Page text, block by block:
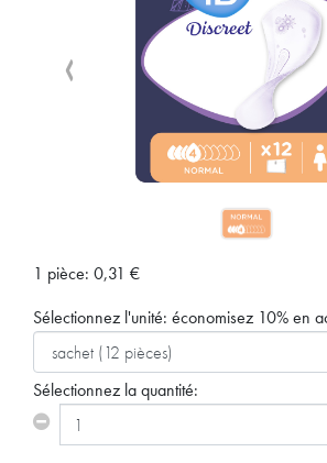
1 pièce: 0,31 €
Sélectionnez l'unité: économisez 10% en
Sélectionnez la quantité: